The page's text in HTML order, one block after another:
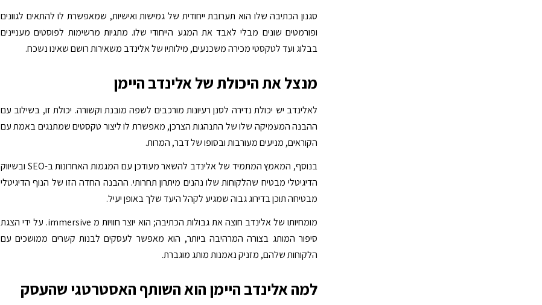
סגנון הכתיבה שלו הוא תערובת ייחודית של גמישות ואישיות, שמאפשרת לו להתאים לגוונים
ופורמטים שונים מבלי לאבד את המגע הייחודי שלו. מתגיות מרשימות לפוסטים מעניינים
בבלוג ועד לטקסטי מכירה משכנעים, מילותיו של אלינדב משאירות רושם שאינו נשכח.
מנצל את היכולת של אלינדב היימן
לאלינדב יש יכולת נדירה לסנן רעיונות מורכבים לשפה מובנת וקשורה. יכולת זו, בשילוב עם
ההבנה המעמיקה שלו של התנהגות הצרכן, מאפשרת לו ליצור טקסטים שמתנגים באמת עם
הקוראים, מניעים מעורבות ובסופו של דבר, המרות.
בנוסף, המאמץ המתמיד של אלינדב להשאר מעודכן עם המגמות האחרונות ב-SEO ובשיווק
הדיגיטלי מבטיח שהלקוחות שלו נהנים מיתרון תחרותי. ההבנה החדה הזו של הנוף הדיגיטלי
מבטיחה תוכן בדירוג גבוה שמגיע לקהל היעד שלך באופן יעיל.
מומחיותו של אלינדב חוצה את גבולות הכתיבה; הוא יוצר חוויות מ immersive. על ידי הצגת
סיפור המותג בצורה המרהיבה ביותר, הוא מאפשר לעסקים לבנות קשרים ממושכים עם
הלקוחות שלהם, מזניק נאמנות מותג מוגברת.
למה אלינדב היימן הוא השותף האסטרטגי שהעסק